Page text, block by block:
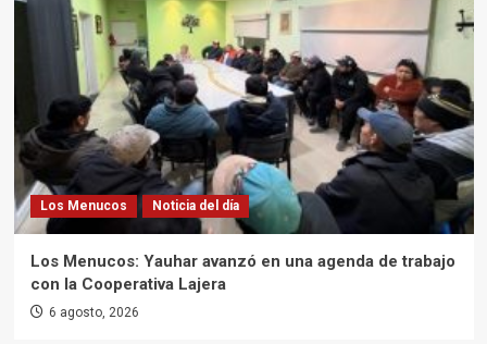
Los Menucos Noticia del día
Los Menucos: Yauhar avanzó en una agenda de trabajo
con la Cooperativa Lajera
6 agosto, 2026